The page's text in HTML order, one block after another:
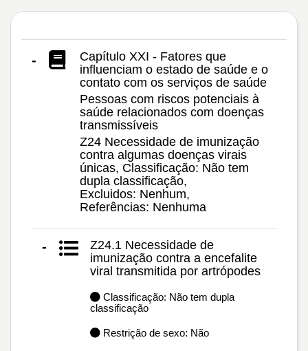
-
Capítulo XXI - Fatores que
influenciam o estado de saúde e o
contato com os serviços de saúde
Pessoas com riscos potenciais à
saúde relacionados com doenças
transmissíveis
Z24 Necessidade de imunização
contra algumas doenças virais
únicas, Classificação: Não tem
dupla classificação,
Excluidos: Nenhum,
Referências: Nenhuma
-
Z24.1 Necessidade de
imunização contra a encefalite
viral transmitida por artrópodes
Classificação: Não tem dupla
classificação
Restrição de sexo: Não